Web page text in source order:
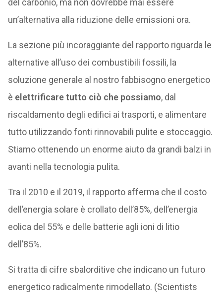
del carbonio, ma non dovrebbe mai essere
un’alternativa alla riduzione delle emissioni ora.
La sezione più incoraggiante del rapporto riguarda le
alternative all’uso dei combustibili fossili, la
soluzione generale al nostro fabbisogno energetico
è elettrificare tutto ciò che possiamo, dal
riscaldamento degli edifici ai trasporti, e alimentare
tutto utilizzando fonti rinnovabili pulite e stoccaggio.
Stiamo ottenendo un enorme aiuto da grandi balzi in
avanti nella tecnologia pulita.
Tra il 2010 e il 2019, il rapporto afferma che il costo
dell’energia solare è crollato dell’85%, dell’energia
eolica del 55% e delle batterie agli ioni di litio
dell’85%.
Si tratta di cifre sbalorditive che indicano un futuro
energetico radicalmente rimodellato. (Scientists